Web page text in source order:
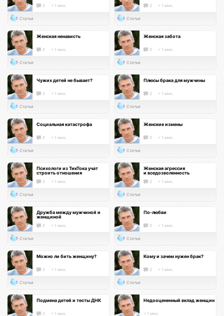
0 < 1 мин.
Статья
0 < 1 мин.
Статья
Женская ненависть
0 < 1 мин.
Статья
Женская забота
0 < 1 мин.
Статья
Чужих детей не бывает?
0 < 1 мин.
Статья
Плюсы брака для мужчины
0 < 1 мин.
Статья
Социальная катастрофа
0 < 1 мин.
Статья
Женские измены
0 < 1 мин.
Статья
Психологи из ТикТока учат
строить отношения
0 < 1 мин.
Статья
Женская агрессия
и вседозволенность
0 < 1 мин.
Статья
Дружба между мужчиной и
женщиной
0 < 1 мин.
Статья
По-любви
0 < 1 мин.
Статья
Можно ли бить женщину?
0 < 1 мин.
Статья
Кому и зачем нужен брак?
0 < 1 мин.
Статья
Подмена детей и тесты ДНК
0 < 1 мин.
Недооцененный вклад женщин
< 1 мин.